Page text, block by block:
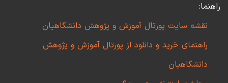
راهنما:
نقشه سایت پورتال آموزش و پژوهش دانشگاهیان
راهنمای خرید و دانلود از پورتال آموزش و پژوهش
دانشگاهیان